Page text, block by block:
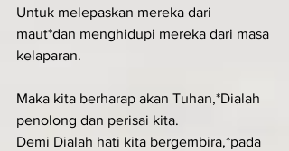
Untuk melepaskan mereka dari
maut*dan menghidupi mereka dari masa
kelaparan.
Maka kita berharap akan Tuhan,*Dialah
penolong dan perisai kita.
Demi Dialah hati kita bergembira,*pada